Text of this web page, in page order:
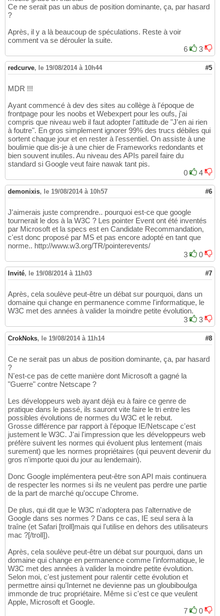
Ce ne serait pas un abus de position dominante, ça, par hasard
?
Après, il y a là beaucoup de spéculations. Reste à voir
comment va se dérouler la suite.
6
3
redcurve, le 19/08/2014 à 10h44 #5
MDR !!!
Ayant commencé à dev des sites au collège à l'époque de
frontpage pour les noobs et Webexpert pour les oufs, j'ai
compris que niveau web il faut adopter l'attitude de "J'en ai rien
à foutre". En gros simplement ignorer 99% des trucs débiles qui
sortent chaque jour et en rester à l'essentiel. On assiste à une
boulimie que dis-je à une chier de Frameworks redondants et
bien souvent inutiles. Au niveau des APIs pareil faire du
standard si Google veut faire nawak tant pis.
0
4
demonixis, le 19/08/2014 à 10h57 #6
J'aimerais juste comprendre.. pourquoi est-ce que google
tournerait le dos à la W3C ? Les pointer Event ont été inventés
par Microsoft et la specs est en Candidate Recommandation,
c'est donc proposé par MS et pas encore adopté en tant que
norme.. http://www.w3.org/TR/pointerevents/
3
0
Invité, le 19/08/2014 à 11h03 #7
Après, cela soulève peut-être un débat sur pourquoi, dans un
domaine qui change en permanence comme l'informatique, le
W3C met des années à valider la moindre petite évolution.
3
3
CrokNoks, le 19/08/2014 à 11h14 #8
Ce ne serait pas un abus de position dominante, ça, par hasard
?
N'est-ce pas de cette manière dont Microsoft a gagné la
"Guerre" contre Netscape ?
Les développeurs web ayant déjà eu à faire ce genre de
pratique dans le passé, ils sauront vite faire le tri entre les
possibles évolutions de normes du W3C et le rebut.
Grosse différence par rapport à l'époque IE/Netscape c'est
justement le W3C. J'ai l'impression que les développeurs web
préfère suivent les normes qui évoluent plus lentement (mais
surement) que les normes propriétaires (qui peuvent devenir du
gros n'importe quoi du jour au lendemain).
Donc Google implémentera peut-être son API mais continuera
de respecter les normes si ils ne veulent pas perdre une partie
de la part de marché qu'occupe Chrome.
De plus, qui dit que le W3C n'adoptera pas l'alternative de
Google dans ses normes ? Dans ce cas, IE seul sera à la
traîne (et Safari [troll]mais qui l'utilise en dehors des utilisateurs
mac ?[/troll]).
Après, cela soulève peut-être un débat sur pourquoi, dans un
domaine qui change en permanence comme l'informatique, le
W3C met des années à valider la moindre petite évolution.
Selon moi, c'est justement pour ralentir cette évolution et
permettre ainsi qu'Internet ne devienne pas un gloubiboulga
immonde de truc propriétaire. Même si c'est ce que veulent
Apple, Microsoft et Google.
7
0